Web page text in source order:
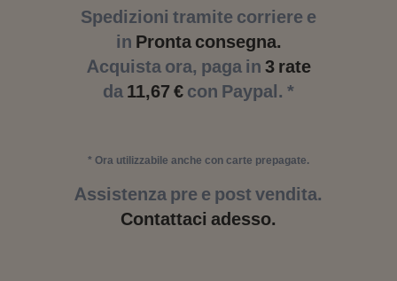
Spedizioni tramite corriere e
in Pronta consegna.
Acquista ora, paga in 3 rate
da 11,67 € con Paypal. *
* Ora utilizzabile anche con carte prepagate.
Assistenza pre e post vendita.
Contattaci adesso.